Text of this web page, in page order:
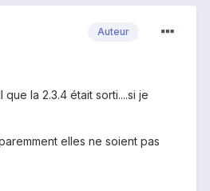
Auteur
la 2.3.4 était sorti....si je
elles ne soient pas